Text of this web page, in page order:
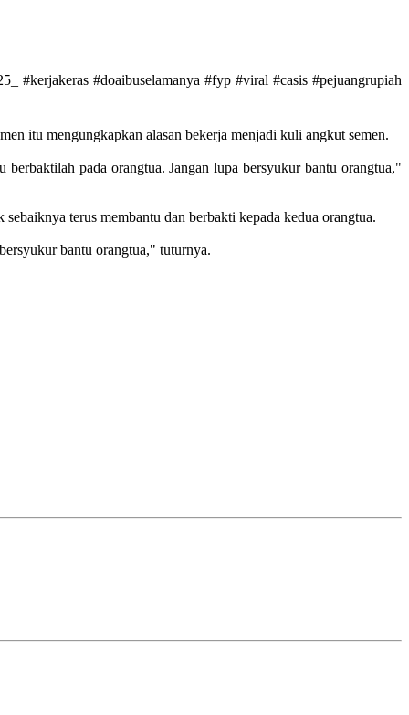
#kerjakeras #doaibuselamanya #fyp #viral #casis #pejuangrupiah
itu mengungkapkan alasan bekerja menjadi kuli angkut semen.
pada orangtua. Jangan lupa bersyukur bantu orangtua,"
terus membantu dan berbakti kepada kedua orangtua.
bantu orangtua," tuturnya.